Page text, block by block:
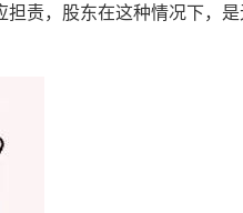
责，股东在这种情况下，是